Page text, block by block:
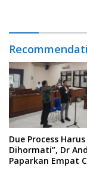
Due Process Harus
Dihormati”, Dr
Paparkan Empat